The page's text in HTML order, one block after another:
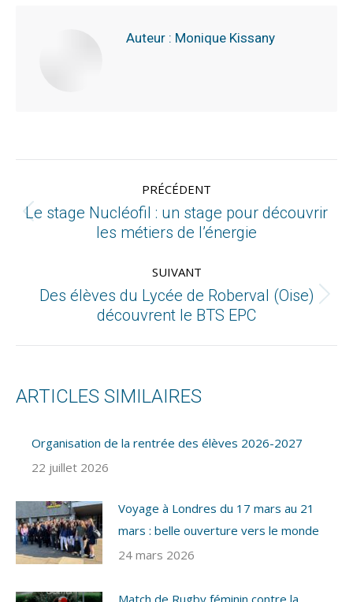
Auteur : Monique Kissany
PRÉCÉDENT
Le stage Nucléofil : un stage pour découvrir
les métiers de l’énergie
SUIVANT
Des élèves du Lycée de Roberval (Oise)
découvrent le BTS EPC
ARTICLES SIMILAIRES
Organisation de la rentrée des élèves 2026-2027
22 juillet 2026
Voyage à Londres du 17 mars au 21
mars : belle ouverture vers le monde
24 mars 2026